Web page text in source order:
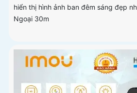
hiển thị hình ảnh ban đêm sáng đẹp
Ngoại 30m